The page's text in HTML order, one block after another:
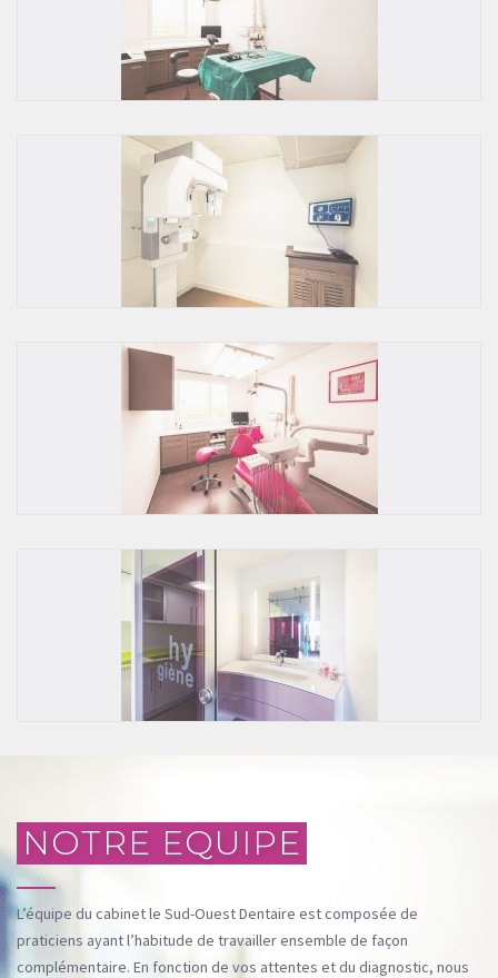
NOTRE EQUIPE
L’équipe du cabinet le Sud-Ouest Dentaire est composée de
praticiens ayant l’habitude de travailler ensemble de façon
complémentaire. En fonction de vos attentes et du diagnostic, nous